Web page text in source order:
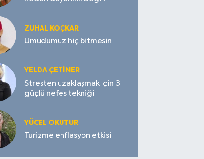
ZUHAL KOÇKAR
Umudumuz hiç bitmesin
YELDA ÇETİNER
Stresten uzaklaşmak için 3
güçlü nefes tekniği
YÜCEL OKUTUR
Turizme enflasyon etkisi